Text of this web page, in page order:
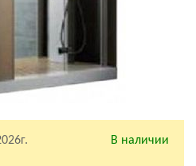
В наличии